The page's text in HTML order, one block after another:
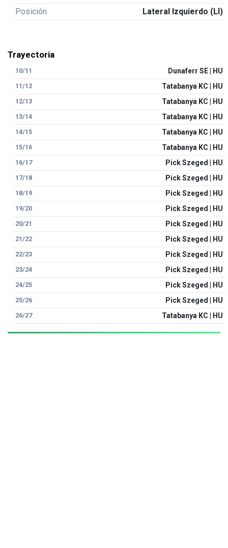
Posición
Lateral Izquierdo (LI)
Trayectoria
10/11 Dunaferr SE | HU
11/12 Tatabanya KC | HU
12/13 Tatabanya KC | HU
13/14 Tatabanya KC | HU
14/15 Tatabanya KC | HU
15/16 Tatabanya KC | HU
16/17 Pick Szeged | HU
17/18 Pick Szeged | HU
18/19 Pick Szeged | HU
19/20 Pick Szeged | HU
20/21 Pick Szeged | HU
21/22 Pick Szeged | HU
22/23 Pick Szeged | HU
23/24 Pick Szeged | HU
24/25 Pick Szeged | HU
25/26 Pick Szeged | HU
26/27 Tatabanya KC | HU